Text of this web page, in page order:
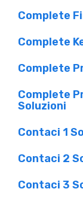
Complete
Complete
Complete
Complete
Soluzioni
Contaci 1
Contaci 2
Contaci 3